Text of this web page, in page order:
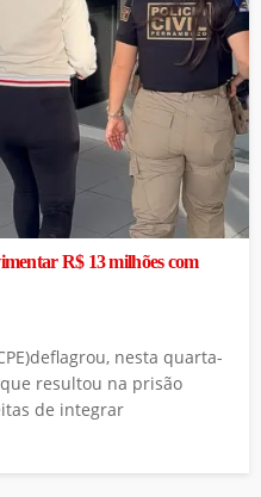
R$ 13 milhões com
nesta quarta-
resultou na prisão
de integrar